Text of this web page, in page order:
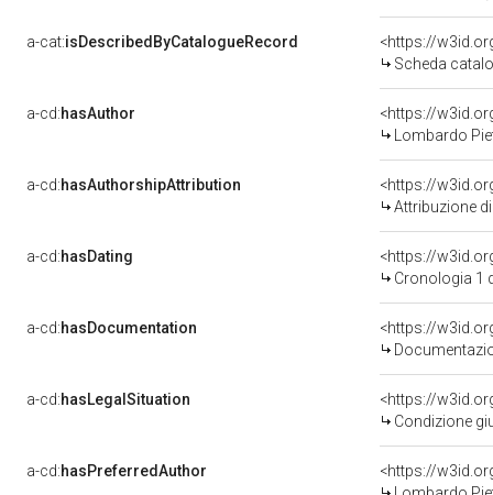
a-cat:isDescribedByCatalogueRecord
<https://
Scheda
a-cd:hasAuthor
<https://
Lombardo
a-cd:hasAuthorshipAttribution
<https://
Attribuzione di
a-cd:hasDating
<https://
Cronologia 1
a-cd:hasDocumentation
a-cd:hasLegalSituation
Condizione
a-cd:hasPreferredAuthor
<https://